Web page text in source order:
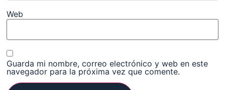
Web
Guarda mi nombre, correo electrónico y web en este
navegador para la próxima vez que comente.